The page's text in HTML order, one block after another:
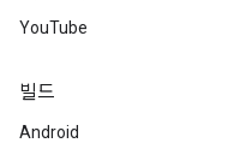
YouTube
빌드
Android